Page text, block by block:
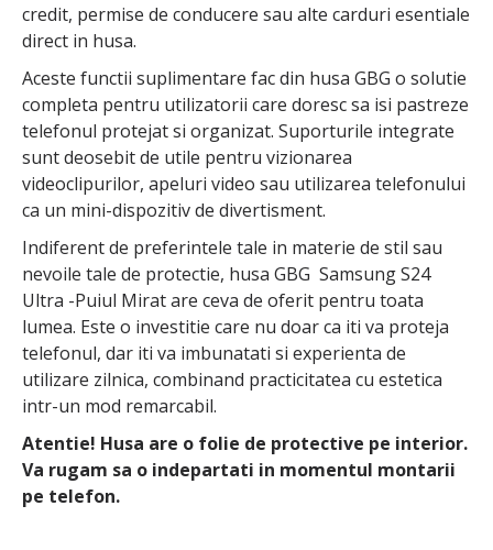
credit, permise de conducere sau alte carduri esentiale
direct in husa.
Aceste functii suplimentare fac din husa GBG o solutie
completa pentru utilizatorii care doresc sa isi pastreze
telefonul protejat si organizat. Suporturile integrate
sunt deosebit de utile pentru vizionarea
videoclipurilor, apeluri video sau utilizarea telefonului
ca un mini-dispozitiv de divertisment.
Indiferent de preferintele tale in materie de stil sau
nevoile tale de protectie, husa GBG Samsung S24
Ultra -Puiul Mirat are ceva de oferit pentru toata
lumea. Este o investitie care nu doar ca iti va proteja
telefonul, dar iti va imbunatati si experienta de
utilizare zilnica, combinand practicitatea cu estetica
intr-un mod remarcabil.
Atentie! Husa are o folie de protective pe interior.
Va rugam sa o indepartati in momentul montarii
pe telefon.